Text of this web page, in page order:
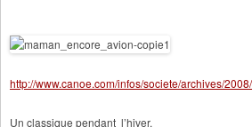
http://www.canoe.com/infos/societe/archives/
Un classique pendant l’hiver.